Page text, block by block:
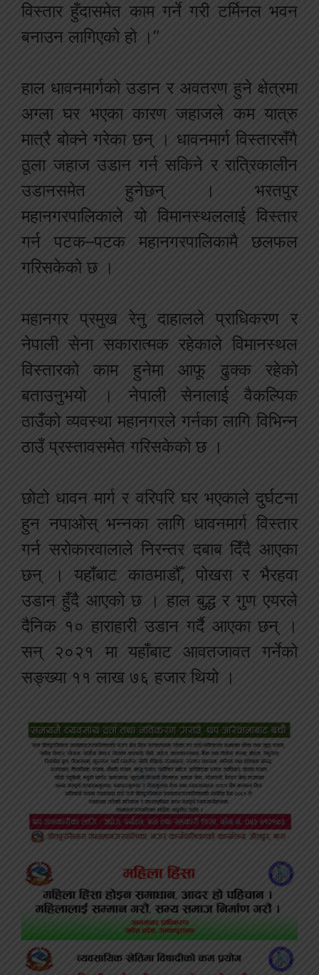
विस्तार हुँदासमेत काम गर्ने गरी टर्मिनल भवन
बनाउन लागिएको हो ।”
हाल धावनमार्गको उडान र अवतरण हुने क्षेत्रमा
अग्ला घर भएका कारण जहाजले कम यात्रु
मात्रै बोक्ने गरेका छन् । धावनमार्ग विस्तारसँगै
ठूला जहाज उडान गर्न सकिने र रात्रिकालीन
उडानसमेत हुनेछन् । भरतपुर
महानगरपालिकाले यो विमानस्थललाई विस्तार
गर्न पटक–पटक महानगरपालिकामै छलफल
गरिसकेको छ ।
महानगर प्रमुख रेनु दाहालले प्राधिकरण र
नेपाली सेना सकारात्मक रहेकाले विमानस्थल
विस्तारको काम हुनेमा आफू ढुक्क रहेको
बताउनुभयो । नेपाली सेनालाई वैकल्पिक
ठाउँको व्यवस्था महानगरले गर्नका लागि विभिन्न
ठाउँ प्रस्तावसमेत गरिसकेको छ ।
छोटो धावन मार्ग र वरिपरि घर भएकाले दुर्घटना
हुन नपाओस् भन्नका लागि धावनमार्ग विस्तार
गर्न सरोकारवालाले निरन्तर दबाब दिँदै आएका
छन् । यहाँबाट काठमाडौँ, पोखरा र भैरहवा
उडान हुँदै आएको छ । हाल बुद्ध र गुण एयरले
दैनिक १० हाराहारी उडान गर्दै आएका छन् ।
सन् २०२१ मा यहाँबाट आवतजावत गर्नेको
सङ्ख्या ११ लाख ७६ हजार थियो ।